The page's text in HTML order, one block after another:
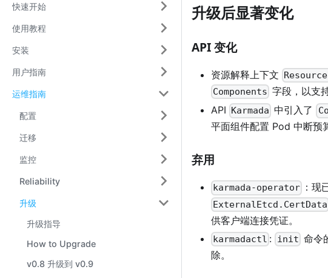
快速开始
使用教程
安装
用户指南
运维指南
配置
迁移
监控
Reliability
升级
升级指导
How to Upgrade
v0.8 升级到 v0.9
升级后显著变化
API 变化
资源解释上下文
Components 字段，以支
API
Karmada 中引入了
平面组件配置 Pod 中断预
弃用
karmada-operator ：现
ExternalEtcd.CertData
供客户端连接凭证。
karmadactl : init 命令
除。